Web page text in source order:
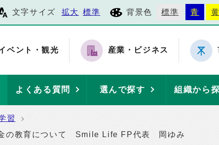
文字サイズ 拡大 標準 背景色 標準 青 黄
ベント・観光 産業・ビジネス
よくある質問 選んで探す 組織から
習
金の教育について Smile Life FP代表 岡ゆみ